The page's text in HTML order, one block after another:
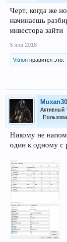
Черт, когда же
начинаешь
инвестора зайти
5 янв 2018
Vitrion нравится это.
Активный
Никому не
один к одному с